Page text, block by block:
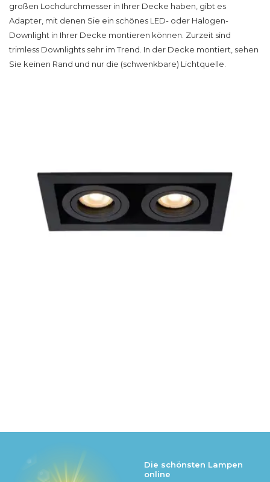
großen Lochdurchmesser in Ihrer Decke haben, gibt es
Adapter, mit denen Sie ein schönes LED- oder Halogen-
Downlight in Ihrer Decke montieren können. Zurzeit sind
trimless Downlights sehr im Trend. In der Decke montiert, sehen
Sie keinen Rand und nur die (schwenkbare) Lichtquelle
Die schönsten Lampen
online